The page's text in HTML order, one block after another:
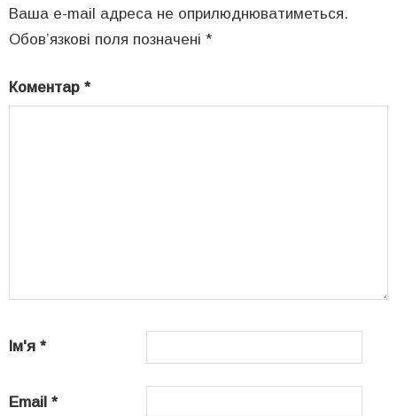
Ваша e-mail адреса не оприлюднюватиметься.
Обов’язкові поля позначені *
Коментар *
Ім'я *
Email *